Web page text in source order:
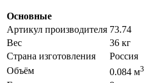
Основные
Артикул производителя 73.74
Вес
36 кг
Страна изготовления
Россия
Объём
0.084 м3